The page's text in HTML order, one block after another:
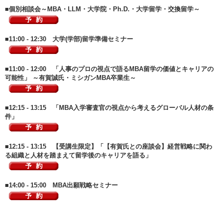
■個別相談会～MBA・LLM・大学院・Ph.D.・大学留学・交換留学～
■11:00 - 12:30 大学(学部)留学準備セミナー
■11:00 - 12:00 「人事のプロの視点で語るMBA留学の価値とキャリアの
可能性」 ～有賀誠氏・ミシガンMBA卒業生～
■12:15 - 13:15 「MBA入学審査官の視点から考えるグローバル人材の条
件」
■12:15 - 13:15 【受講生限定】「【有賀氏との座談会】経営戦略に関わ
る組織と人材を踏まえて留学後のキャリアを語る」
■14:00 - 15:00 MBA出願戦略セミナー